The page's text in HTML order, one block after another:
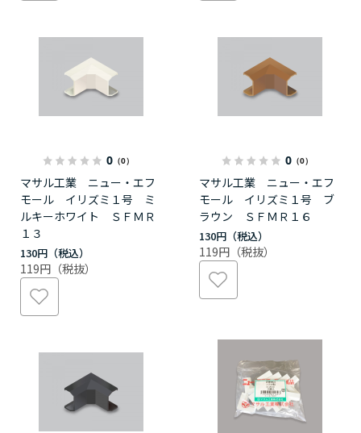
0 （0）
マサル工業 ニュー・エフ
モール イリズミ１号 ミ
ルキーホワイト ＳＦＭＲ
１３
130円
119円
0（0）
マサル工業 ニュー・エフ
モール イリズミ１号 ブ
ラウン ＳＦＭＲ１６
130円
119円